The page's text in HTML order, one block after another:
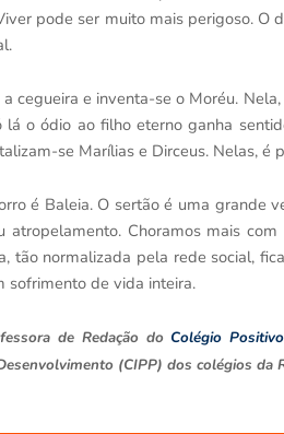
pode ser muito mais perigoso.
cegueira e inventa-se o Moréu.
lá o ódio ao filho eterno ganha
se Marílias e Dirceus. Nelas,
é Baleia. O sertão é uma grande
atropelamento. Choramos mais
tão normalizada pela rede social,
sofrimento de vida inteira.
de Redação do Colégio Positivo
(CIPP) dos colégios da